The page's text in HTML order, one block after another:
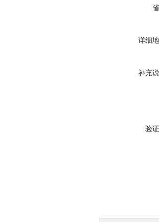
详细
补充
验